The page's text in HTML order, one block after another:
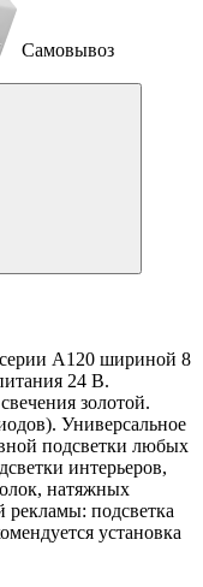
Самовывоз
серии A120 шириной 8
24 В.
золотой.
Универсальное
подсветки любых
интерьеров,
натяжных
рекламы: подсветка
установка